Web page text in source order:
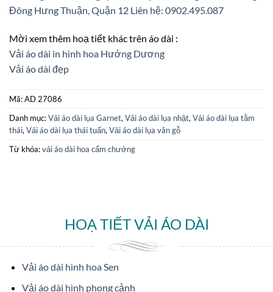
Đông Hưng Thuận, Quận 12 Liên hệ: 0902.495.087
Mời xem thêm hoạ tiết khác trên áo dài :
Vải áo dài in hình hoa Hướng Dương
Vải áo dài đẹp
Mã:AD 27086
Danh mục:Vải áo dài lụa Garnet, Vải áo dài lụa nhật, Vải áo dài lụa tằm
thái, Vải áo dài lụa thái tuấn, Vải áo dài lụa vân gỗ
Từ khóa:vải áo dài hoa cẩm chướng
HOẠ TIẾT VẢI ÁO DÀI
Vải áo dài hình hoa Sen
Vải áo dài hình phong cảnh